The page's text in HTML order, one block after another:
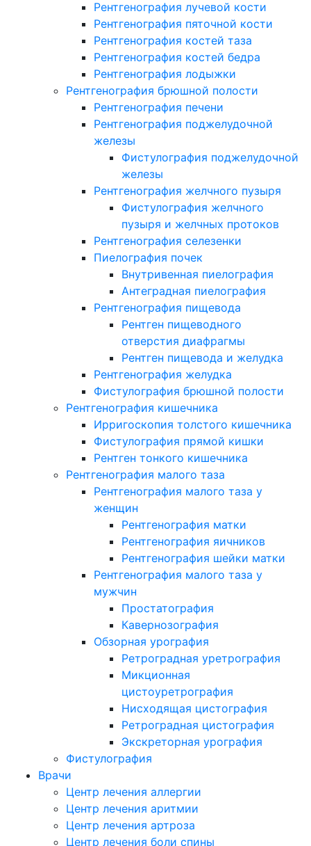
Рентгенография лучевой кости
Рентгенография пяточной кости
Рентгенография костей таза
Рентгенография костей бедра
Рентгенография лодыжки
Рентгенография брюшной полости
Рентгенография печени
Рентгенография поджелудочной
железы
Фистулография поджелудочной
железы
Рентгенография желчного пузыря
Фистулография желчного
пузыря и желчных протоков
Рентгенография селезенки
Пиелография почек
Внутривенная пиелография
Антеградная пиелография
Рентгенография пищевода
Рентген пищеводного
отверстия диафрагмы
Рентген пищевода и желудка
Рентгенография желудка
Фистулография брюшной полости
Рентгенография кишечника
Ирригоскопия толстого кишечника
Фистулография прямой кишки
Рентген тонкого кишечника
Рентгенография малого таза
Рентгенография малого таза у
женщин
Рентгенография матки
Рентгенография яичников
Рентгенография шейки матки
Рентгенография малого таза у
мужчин
Простатография
Кавернозография
Обзорная урография
Ретроградная уретрография
Микционная
цистоуретрография
Нисходящая цистография
Ретроградная цистография
Экскреторная урография
Фистулография
Врачи
Центр лечения аллергии
Центр лечения аритмии
Центр лечения артроза
Центр лечения боли спины